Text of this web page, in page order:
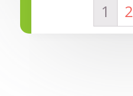
1 2